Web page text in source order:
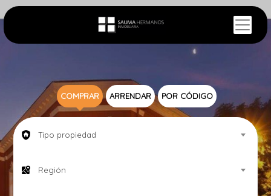
COMPRAR ARRENDAR POR CÓDIGO
Tipo propiedad
Región